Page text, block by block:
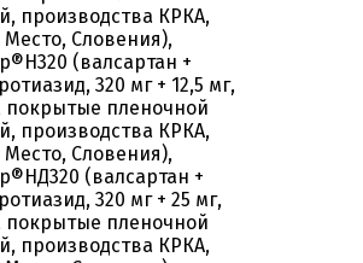
производства КРКА,
Место, Словения),
(валсартан +
320 мг + 12,5 мг,
покрытые пленочной
производства КРКА,
Место, Словения),
(валсартан +
320 мг + 25 мг,
покрытые пленочной
производства КРКА,